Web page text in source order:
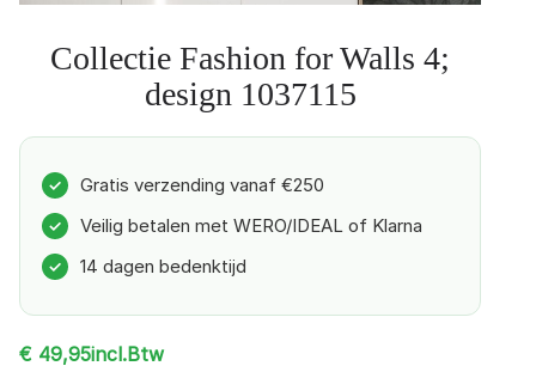
Collectie Fashion for Walls 4;
design 1037115
✓ Gratis verzending vanaf €250
✓ Veilig betalen met WERO/IDEAL of Klarna
✓ 14 dagen bedenktijd
€ 49,95incl.Btw